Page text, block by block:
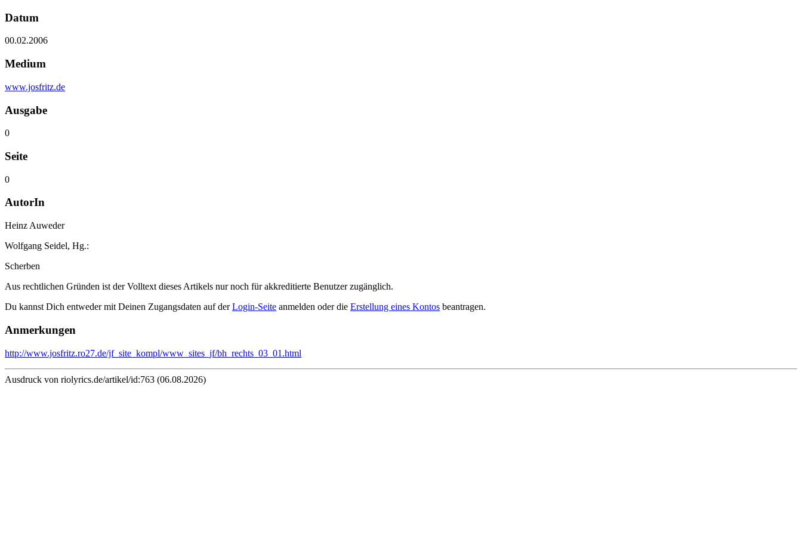
Datum
00.02.2006
Medium
www.josfritz.de
Ausgabe
0
Seite
0
AutorIn
Heinz Auweder
Wolfgang Seidel, Hg.:
Scherben
Aus rechtlichen Gründen ist der Volltext dieses Artikels nur noch für akkreditierte Benutzer zugänglich.
Du kannst Dich entweder mit Deinen Zugangsdaten auf derLogin-Seite anmelden oder die Erstellung eines Kontos beantragen.
Anmerkungen
http://www.josfritz.ro27.de/jf_site_kompl/www_sites_jf/bh_rechts_03_01.html
Ausdruck von riolyrics.de/artikel/id:763 (06.08.2026)